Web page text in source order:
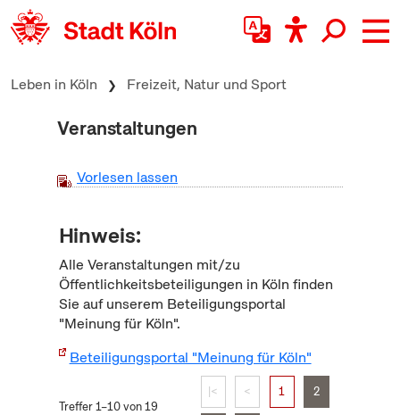
zum Inhalt springen
Leben in Köln Freizeit, Natur und Sport
Veranstaltungen
Vorlesen lassen
Hinweis:
Alle Veranstaltungen mit/zu
Öffentlichkeitsbeteiligungen in Köln finden
Sie auf unserem Beteiligungsportal
"Meinung für Köln".
Beteiligungsportal "Meinung für Köln"
Treffer 1–10 von 19
|< < 1 2